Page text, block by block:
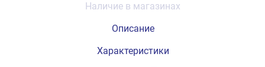
Наличие в магазинах
Описание
Характеристики